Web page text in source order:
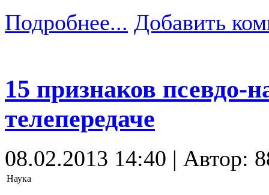
Подробнее... Добавить
15 признаков псевдо-
телепередаче
08.02.2013 14:40 | Автор:
Наука